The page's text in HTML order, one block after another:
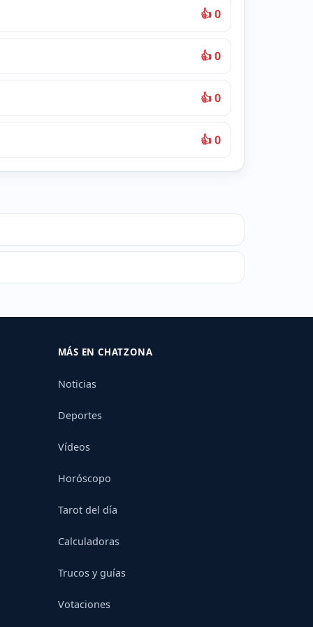
👍 0
👍 0
👍 0
👍 0
MÁS EN CHATZONA
Noticias
Deportes
Vídeos
Horóscopo
Tarot del día
Calculadoras
Trucos y guías
Votaciones